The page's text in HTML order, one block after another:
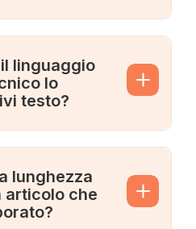
linguaggio
lo
testo?
lunghezza
articolo che